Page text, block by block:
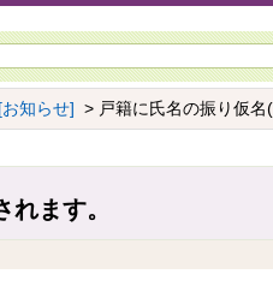
[お知らせ] > 戸籍に氏名の振り仮名
ます。